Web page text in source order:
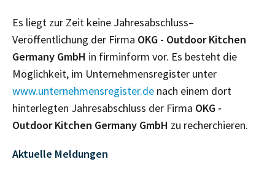
Es liegt zur Zeit keine Jahresabschluss–
Veröffentlichung der Firma OKG - Outdoor Kitchen
Germany GmbH in firminform vor. Es besteht die
Möglichkeit, im Unternehmensregister unter
www.unternehmensregister.de nach einem dort
hinterlegten Jahresabschluss der Firma OKG -
Outdoor Kitchen Germany GmbH zu recherchieren.
Aktuelle Meldungen